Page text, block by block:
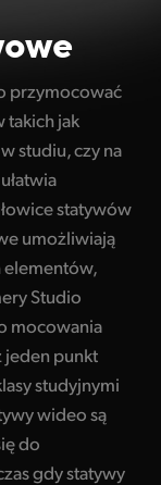
przymocować
takich jak
studiu, czy na
statywów
umożliwiają
elementów,
Studio
mocowania
jeden punkt
studyjnymi
wideo są
do
gdy statywy